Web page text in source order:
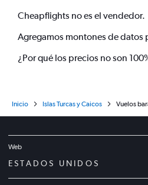
Cheapflights no es el vendedor.
Agregamos montones de datos
¿Por qué los precios no son
Inicio Islas Turcas y Caicos Vuelos
Web
ESTADOS UNIDOS